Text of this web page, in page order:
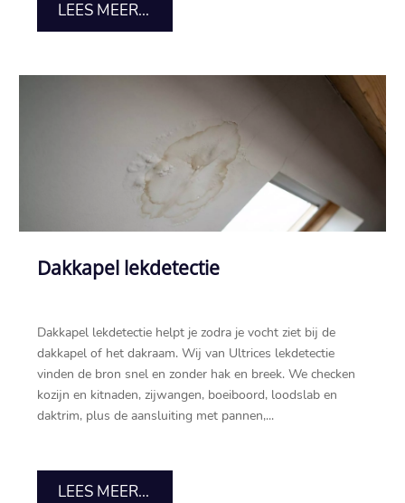
LEES MEER...
Dakkapel lekdetectie
Dakkapel lekdetectie helpt je zodra je vocht ziet bij de
dakkapel of het dakraam.​ Wij van Ultrices lekdetectie
vinden de bron snel en zonder hak en breek.​ We checken
kozijn en kitnaden, zijwangen, boeiboord, loodslab en
daktrim, plus de aansluiting met pannen,...
LEES MEER...